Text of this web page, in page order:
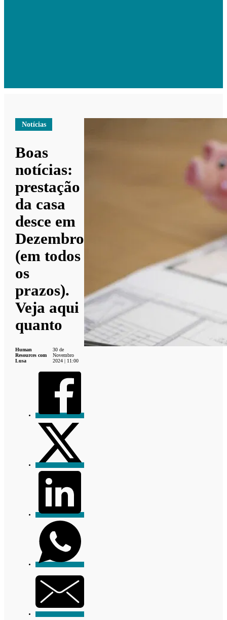
Notícias
Boas
notícias:
prestação
da casa
desce em
Dezembro
(em todos
os
prazos).
Veja aqui
quanto
Human
Resources com
Lusa
30 de
Novembro
2024 | 11:00